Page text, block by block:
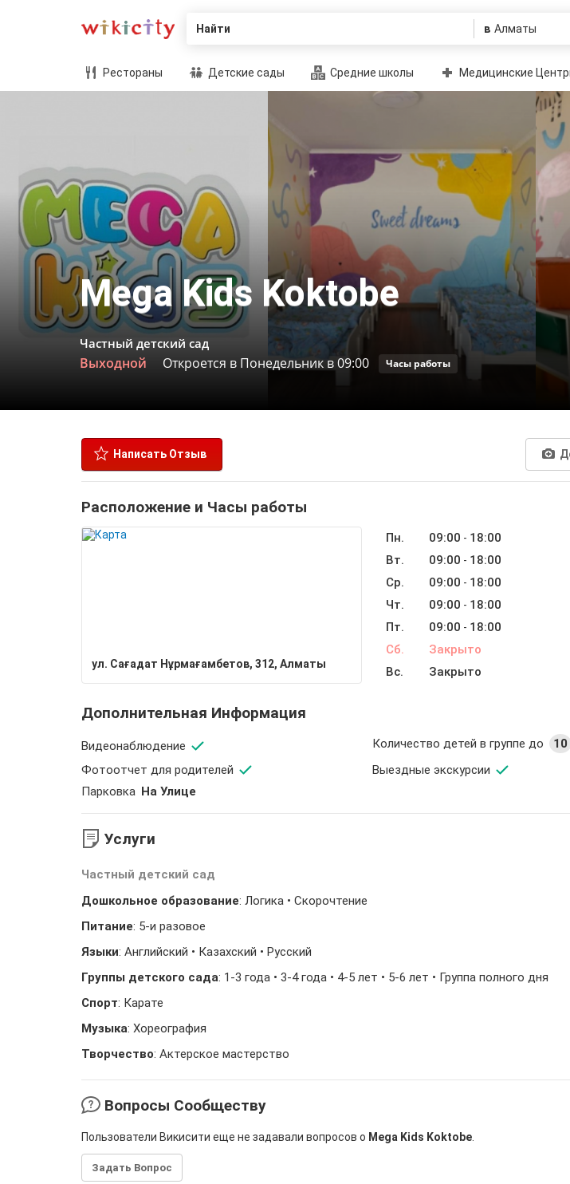
Найти в
Рестораны Детские сады Средние школы Медицинские
Mega Kids Koktobe
Частный детский сад
Выходной Откроется в Понедельник в 09:00 Часы работы
Написать Отзыв
Расположение и Часы работы
​ул. Сағадат Нұрмағамбетов, 312, Алматы
Пн. 09:00 - 18:00
Вт.
09:00 - 18:00
Ср.
09:00 - 18:00
Чт.
09:00 - 18:00
Пт.
09:00 - 18:00
Сб.
Закрыто
Вс.
Закрыто
Дополнительная Информация
Видеонаблюдение Количество детей в группе до
10
Фотоотчет для родителей
Выездные экскурсии
Парковка На Улице
Услуги
Частный детский сад
Дошкольное образование: Логика • Скорочтение
Питание: 5-и разовое
Языки: Английский • Казахский • Русский
Группы детского сада: 1-3 года • 3-4 года • 4-5 лет • 5-6 лет • Группа полного дня
Спорт: Карате
Музыка: Хореография
Творчество: Актерское мастерство
Вопросы Сообществу
Пользователи Викисити еще не задавали вопросов о Mega Kids Koktobe
Задать Вопрос